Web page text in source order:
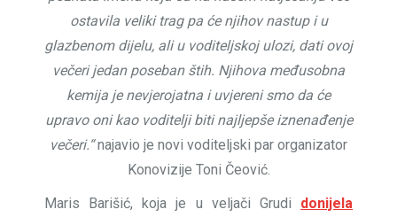
ostavila veliki trag pa će njihov nastup i u
glazbenom dijelu, ali u voditeljskoj ulozi, dati ovoj
večeri jedan poseban štih. Njihova međusobna
kemija je nevjerojatna i uvjereni smo da će
upravo oni kao voditelji biti najljepše iznenađenje
večeri.“najavio je novi voditeljski par organizator
Konovizije Toni Čeović.
Maris Barišić, koja je u veljači Grudi donijela